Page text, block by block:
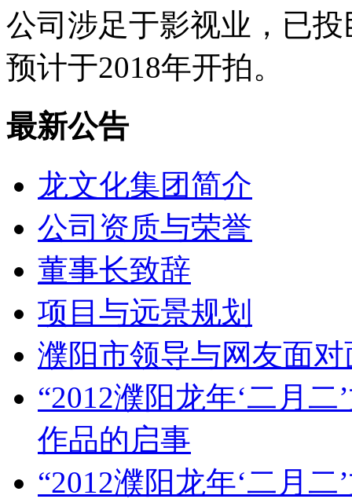
公司涉足于影视业，已
预计于2018年开拍。
最新公告
龙文化集团简介
公司资质与荣誉
董事长致辞
项目与远景规划
濮阳市领导与网友面
“2012濮阳龙年‘二月
作品的启事
“2012濮阳龙年‘二月